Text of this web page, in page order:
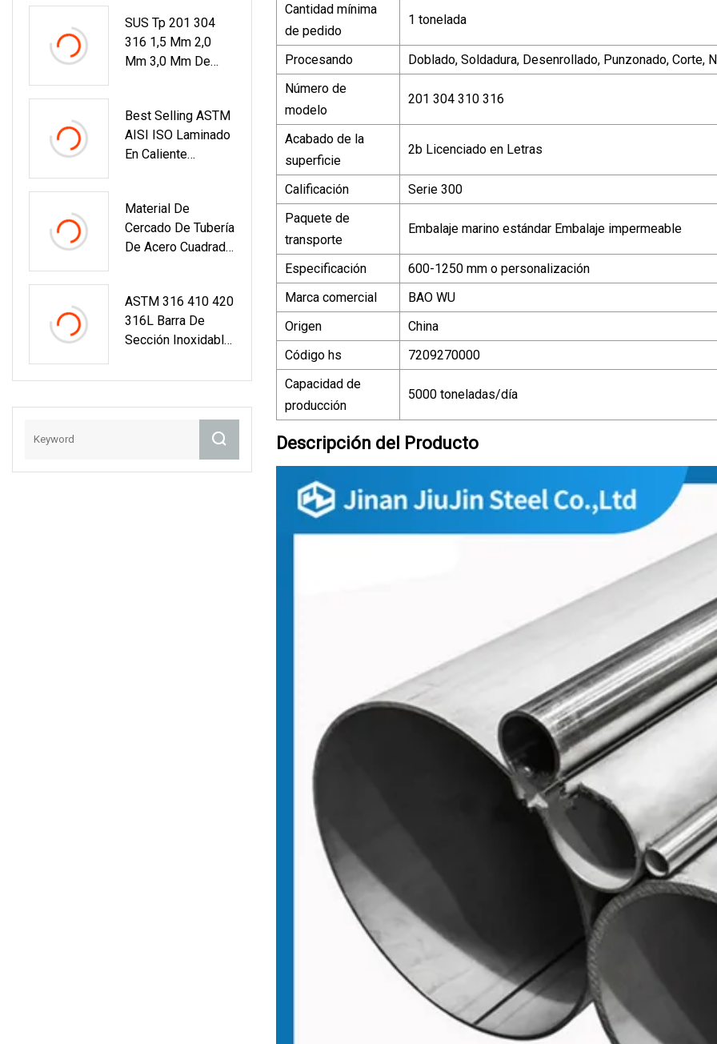
Inoxidable En Mitad
De Cobre Ddq
SUS Tp 201 304
316 1,5 Mm 2,0
Mm 3,0 Mm De
No. 1 2b Acabado
Superficial
Best Selling ASTM
AISI ISO Laminado
En Caliente
410 420 430 300
Serie 2b Tubo
Redondo De Acero
Material De
Cercado De Tubería
De Acero Cuadrada
Fábrica De Tianjin
ASTM 316 410 420
316L Barra De
Sección Inoxidable
Plana/redonda/T
Cantidad mínima
de pedido
1 tonelada
Procesando
Doblado, Soldadura, Desenrollado, Punzonado, Corte,
Número de
modelo
201 304 310 316
Acabado de la
superficie
2b Licenciado en Letras
Calificación
Serie 300
Paquete de
transporte
Embalaje marino estándar Embalaje impermeable
Especificación
600-1250 mm o personalización
Marca comercial
BAO WU
Origen
China
Código hs
7209270000
Capacidad de
producción
5000 toneladas/día
Descripción del Producto